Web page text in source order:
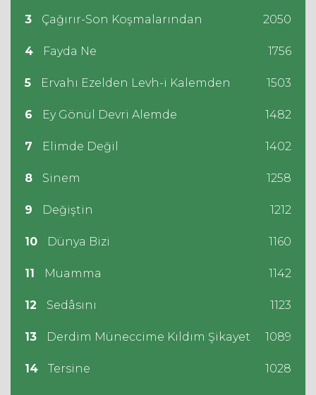
3 Çağırır-Son Koşmalarından 2050
4 Fayda Ne 1756
5 Ervahı Ezelden Levh-i Kalemden 1503
6 Ey Gönül Devri Alemde 1482
7 Elimde Değil 1402
8 Sinem 1258
9 Değiştin 1212
10 Dünya Bizi 1160
11 Muamma 1142
12 Sedâsını 1123
13 Derdim Müneccime Kıldım Şikayet 1089
14 Tersine 1028